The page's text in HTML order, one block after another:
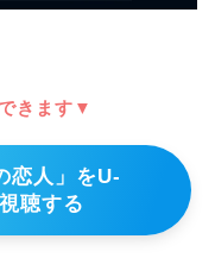
きます▼
恋人」をU-
聴する